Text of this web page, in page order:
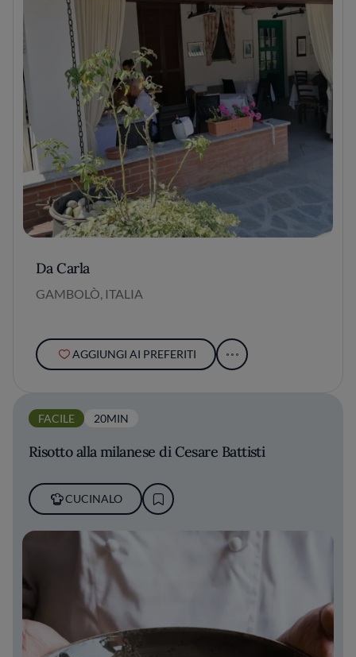
Da Carla
GAMBOLÒ, ITALIA
AGGIUNGI AI PREFERITI
FACILE 20MIN
Risotto alla milanese di Cesare Battisti
CUCINALO